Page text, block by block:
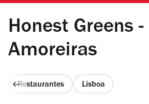
Honest Greens -
Amoreiras
Restaurantes Lisboa